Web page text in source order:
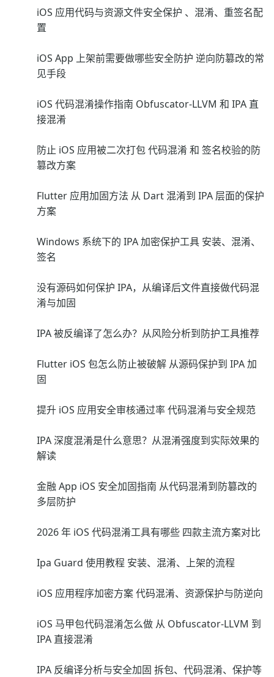
iOS 应用代码与资源文件安全保护 、混淆、重签名配
置
iOS App 上架前需要做哪些安全防护 逆向防篡改的常
见手段
iOS 代码混淆操作指南 Obfuscator-LLVM 和 IPA 直
接混淆
防止 iOS 应用被二次打包 代码混淆 和 签名校验的防
篡改方案
Flutter 应用加固方法 从 Dart 混淆到 IPA 层面的保护
方案
Windows 系统下的 IPA 加密保护工具 安装、混淆、
签名
没有源码如何保护 IPA，从编译后文件直接做代码混
淆与加固
IPA 被反编译了怎么办？从风险分析到防护工具推荐
Flutter iOS 包怎么防止被破解 从源码保护到 IPA 加
固
提升 iOS 应用安全审核通过率 代码混淆与安全规范
IPA 深度混淆是什么意思？从混淆强度到实际效果的
解读
金融 App iOS 安全加固指南 从代码混淆到防篡改的
多层防护
2026 年 iOS 代码混淆工具有哪些 四款主流方案对比
Ipa Guard 使用教程 安装、混淆、上架的流程
iOS 应用程序加密方案 代码混淆、资源保护与防逆向
iOS 马甲包代码混淆怎么做 从 Obfuscator-LLVM 到
IPA 直接混淆
IPA 反编译分析与安全加固 拆包、代码混淆、保护等